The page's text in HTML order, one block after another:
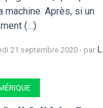
machine. Après, si un
(…)
21 septembre 2020 - par